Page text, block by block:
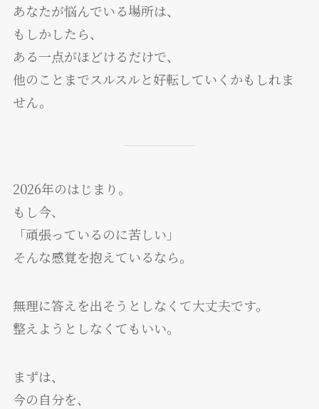
あなたが悩んでいる場所は、
もしかしたら、
ある一点がほどけるだけで、
他のことまでスルスルと好転していくかもしれま
せん。
2026年のはじまり。
もし今、
「頑張っているのに苦しい」
そんな感覚を抱えているなら。
無理に答えを出そうとしなくて大丈夫です。
整えようとしなくてもいい。
まずは、
今の自分を、